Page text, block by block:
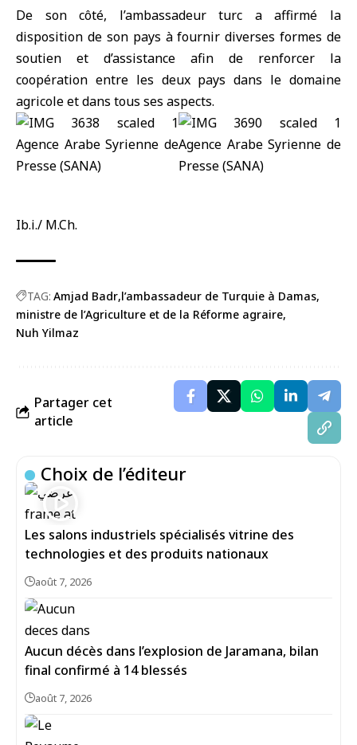
De son côté, l’ambassadeur turc a affirmé la
disposition de son pays à fournir diverses formes de
soutien et d’assistance afin de renforcer la
coopération entre les deux pays dans le domaine
agricole et dans tous ses aspects.
Ib.i./ M.Ch.
TAG: Amjad Badr l’ambassadeur de Turquie à Damas
ministre de l’Agriculture et de la Réforme agraire
Nuh Yilmaz
Partager cet
article
Choix de l’éditeur
Les salons industriels spécialisés vitrine des
technologies et des produits nationaux
août 7, 2026
Aucun décès dans l’explosion de Jaramana, bilan
final confirmé à 14 blessés
août 7, 2026